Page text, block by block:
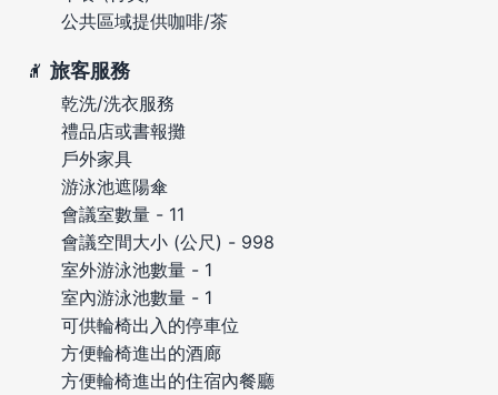
公共區域提供咖啡/茶
旅客服務
乾洗/洗衣服務
禮品店或書報攤
戶外家具
游泳池遮陽傘
會議室數量 - 11
會議空間大小 (公尺) - 998
室外游泳池數量 - 1
室內游泳池數量 - 1
可供輪椅出入的停車位
方便輪椅進出的酒廊
方便輪椅進出的住宿內餐廳